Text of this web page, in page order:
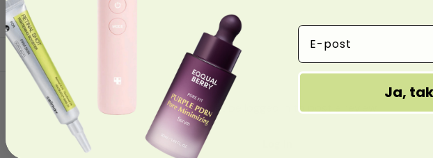
You must be logged in to post a review
Email Address
Ja,